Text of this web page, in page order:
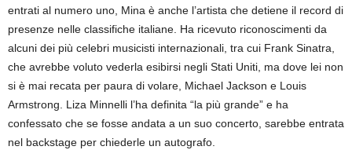
entrati al numero uno, Mina è anche l’artista che detiene il record di
presenze nelle classifiche italiane. Ha ricevuto riconoscimenti da
alcuni dei più celebri musicisti internazionali, tra cui Frank Sinatra,
che avrebbe voluto vederla esibirsi negli Stati Uniti, ma dove lei non
si è mai recata per paura di volare, Michael Jackson e Louis
Armstrong. Liza Minnelli l’ha definita “la più grande” e ha
confessato che se fosse andata a un suo concerto, sarebbe entrata
nel backstage per chiederle un autografo.